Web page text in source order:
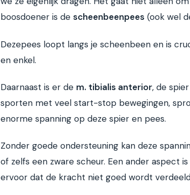
boosdoener is de scheenbeenpees (ook wel
Dezepees loopt langs je scheenbeen en is
en enkel.
Daarnaast is er de m. tibialis anterior, de
sporten met veel start-stop bewegingen,
enorme spanning op deze spier en pees.
Zonder goede ondersteuning kan deze
of zelfs een zware scheur. Een ander aspect
ervoor dat de kracht niet goed wordt